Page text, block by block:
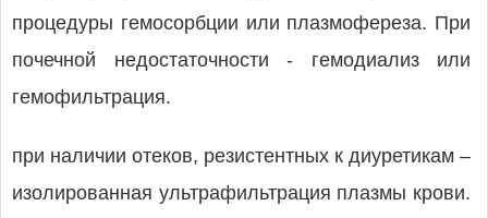
процедуры гемосорбции или плазмофереза. При
почечной недостаточности - гемодиализ или
гемофильтрация.
при наличии отеков, резистентных к диуретикам –
изолированная ультрафильтрация плазмы крови.